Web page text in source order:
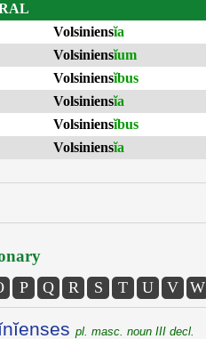
Volsiniensĭa
Volsiniensĭum
Volsiniensĭbus
Volsiniensĭa
Volsiniensĭbus
Volsiniensĭa
P Q R S T U V W
pl. masc. noun III decl.